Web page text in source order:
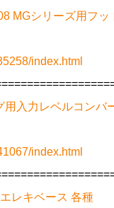
MGシリーズ用フッ
index.html
入力レベルコンバ
index.html
レキベース 各種